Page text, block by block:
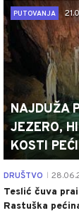
PUTOVANJA
NAJDUŽA
JEZERO,
KOSTI
DRUŠTVO
Teslić čuva
Rastuška